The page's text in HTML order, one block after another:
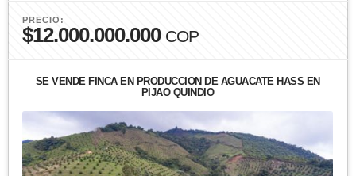
PRECIO:
$12.000.000.000 COP
SE VENDE FINCA EN PRODUCCION DE AGUACATE HASS EN
PIJAO QUINDIO